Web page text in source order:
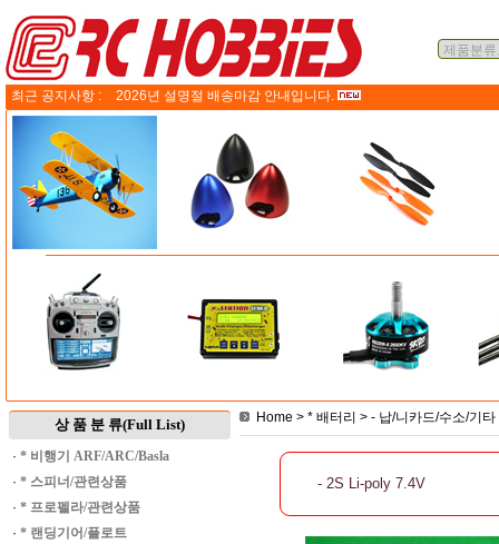
최근 공지사항 : 2026년 설명절 배송마감 안내입니다.
상 품 분 류(Full List)
· * 비행기 ARF/ARC/Basla
· * 스피너/관련상품
· * 프로펠라/관련상품
· * 랜딩기어/플로트
Home > * 배터리 > - 납/니카드/수소/기타
- 2S Li-poly 7.4V